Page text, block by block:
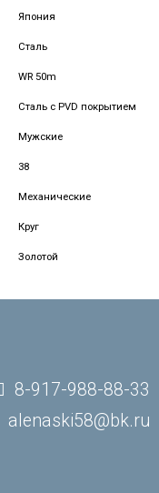
Япония
Сталь
WR 50m
Сталь с PVD покрытием
Мужские
38
Механические
Круг
Золотой
8-917-988-88-33
alenaski58@bk.ru